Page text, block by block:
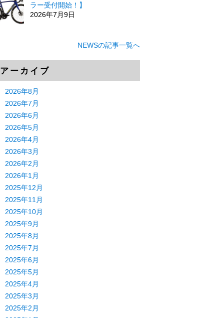
ラー受付開始！】
2026年7月9日
NEWSの記事一覧へ
アーカイブ
2026年8月
2026年7月
2026年6月
2026年5月
2026年4月
2026年3月
2026年2月
2026年1月
2025年12月
2025年11月
2025年10月
2025年9月
2025年8月
2025年7月
2025年6月
2025年5月
2025年4月
2025年3月
2025年2月